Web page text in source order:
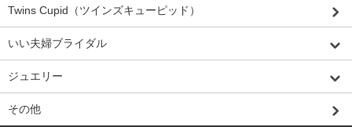
Twins Cupid（ツインズキューピッド）
いい夫婦ブライダル
ジュエリー
その他